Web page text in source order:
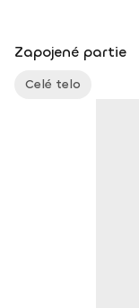
na úroveň kondície. Veríme, že s Domi objavíš v sebe silu,
ktorú si možno ani netušila, že
02/2024 -
Zapojené partie
Celé telo